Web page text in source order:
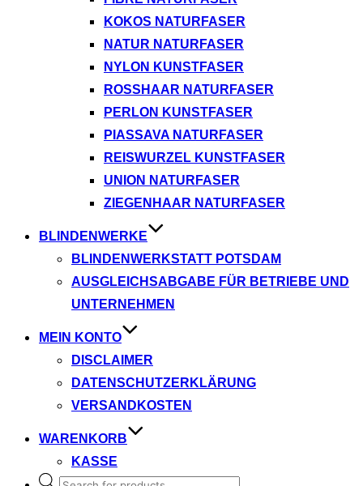
KOKOS NATURFASER
NATUR NATURFASER
NYLON KUNSTFASER
ROSSHAAR NATURFASER
PERLON KUNSTFASER
PIASSAVA NATURFASER
REISWURZEL KUNSTFASER
UNION NATURFASER
ZIEGENHAAR NATURFASER
BLINDENWERKE
BLINDENWERKSTATT POTSDAM
AUSGLEICHSABGABE FÜR BETRIEBE UND
UNTERNEHMEN
MEIN KONTO
DISCLAIMER
DATENSCHUTZERKLÄRUNG
VERSANDKOSTEN
WARENKORB
KASSE
Products